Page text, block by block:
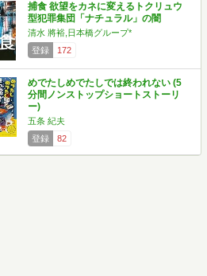
捕食 欲望をカネに変えるトクリュウ
型犯罪集団「ナチュラル」の闇
清水 將裕,日本橋グループ*
登録
172
めでたしめでたしでは終われない (5
分間ノンストップショートストーリ
ー)
五条 紀夫
登録
82